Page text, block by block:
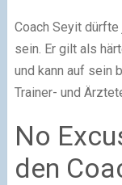
Coach Seyit
sein. Er gilt als
und kann auf sein
Trainer- und
No
den